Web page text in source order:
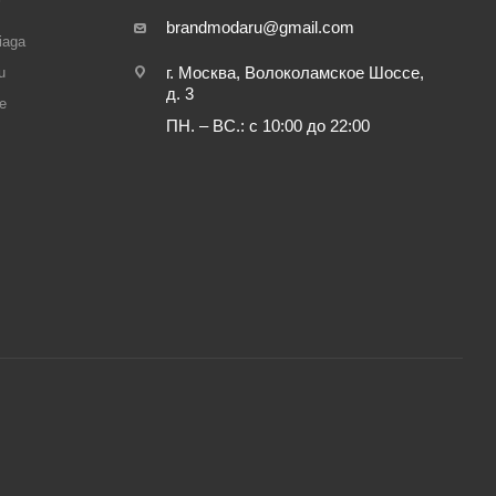
brandmodaru@gmail.com
г. Москва, Волоколамское Шоссе,
д. 3
ПН. – ВС.: с 10:00 до 22:00